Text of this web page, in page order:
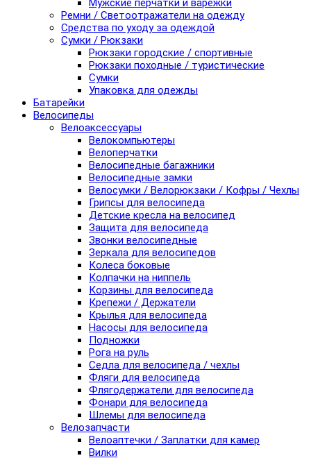
Мужские перчатки и варежки
Ремни / Светоотражатели на одежду
Средства по уходу за одеждой
Сумки / Рюкзаки
Рюкзаки городские / спортивные
Рюкзаки походные / туристические
Сумки
Упаковка для одежды
Батарейки
Велосипеды
Велоаксессуары
Велокомпьютеры
Велоперчатки
Велосипедные багажники
Велосипедные замки
Велосумки / Велорюкзаки / Кофры / Чехлы
Грипсы для велосипеда
Детские кресла на велосипед
Защита для велосипеда
Звонки велосипедные
Зеркала для велосипедов
Колеса боковые
Колпачки на ниппель
Корзины для велосипеда
Крепежи / Держатели
Крылья для велосипеда
Насосы для велосипеда
Подножки
Рога на руль
Седла для велосипеда / чехлы
Фляги для велосипеда
Флягодержатели для велосипеда
Фонари для велосипеда
Шлемы для велосипеда
Велозапчасти
Велоаптечки / Заплатки для камер
Вилки